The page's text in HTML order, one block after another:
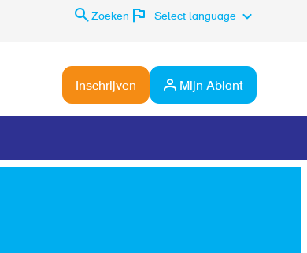
Zoeken Select language
Inschrijven Mijn Abiant